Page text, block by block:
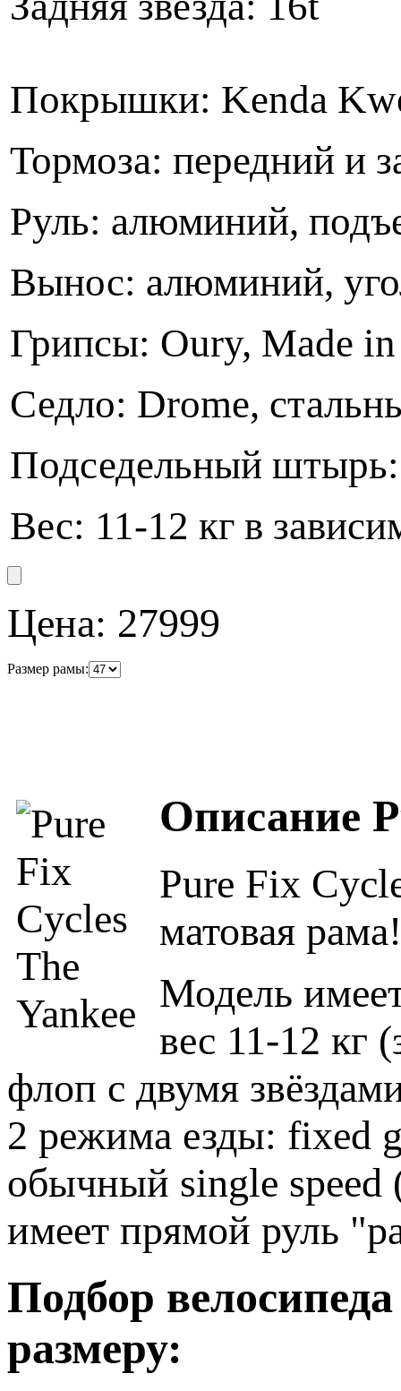
Покрышки: Kenda
Тормоза: передний и
Руль: алюминий,
Вынос: алюминий,
Грипсы: Oury, Made
Седло: Drome,
Подседельный
Вес: 11-12 кг в
Цена: 27999
Размер рамы:
Описание
Pure Fix
матовая рама!
Модель
вес 11-12 кг
флоп с двумя
2 режима езды: fixed
обычный single speed
имеет прямой руль
Подбор
размеру: